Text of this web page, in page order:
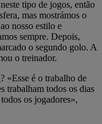
tipo de jogos, então
mas mostrámos o
nosso estilo e
sempre. Depois,
o segundo golo. A
o treinador.
? «Esse é o trabalho de
trabalham todos os dias
os jogadores»,